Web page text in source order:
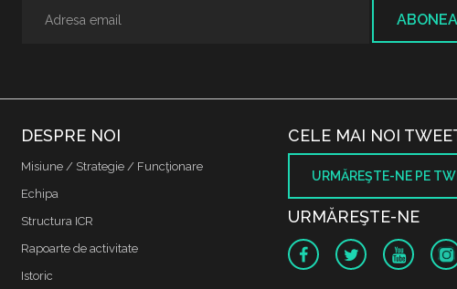
DESPRE NOI
Misiune / Strategie / Funcţionare
Echipa
Structura ICR
Rapoarte de activitate
Istoric
CELE MAI NOI
URMĂREŞTE-NE PE
URMĂREŞTE-NE